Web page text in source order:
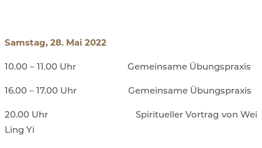
Samstag, 28. Mai 2022
10.00 – 11.00 Uhr Gemeinsame Übungspraxis
16.00 – 17.00 Uhr Gemeinsame Übungspraxis
20.00 Uhr Spiritueller Vortrag von Wei
Ling Yi